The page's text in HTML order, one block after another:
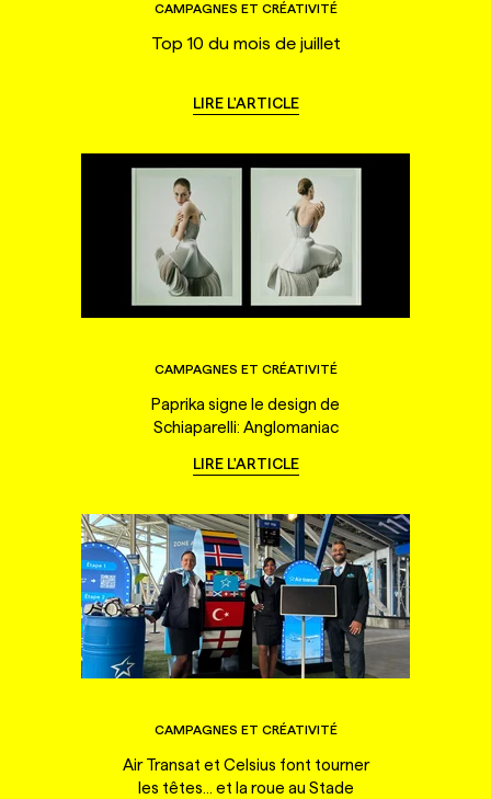
CAMPAGNES ET CRÉATIVITÉ
Top 10 du mois de juillet
LIRE L'ARTICLE
CAMPAGNES ET CRÉATIVITÉ
Paprika signe le design de
Schiaparelli: Anglomaniac
LIRE L'ARTICLE
CAMPAGNES ET CRÉATIVITÉ
Air Transat et Celsius font tourner
les têtes... et la roue au Stade